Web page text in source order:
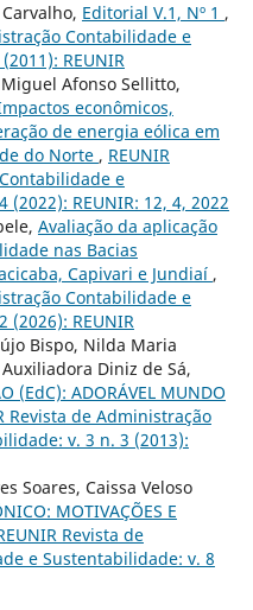
Editorial V.1, Nº 1 ,
Contabilidade e
REUNIR
Afonso Sellitto,
econômicos,
de energia eólica em
do Norte , REUNIR
e
REUNIR: 12, 4, 2022
Avaliação da aplicação
nas Bacias
Capivari e Jundiaí ,
Contabilidade e
(2026): REUNIR
Bispo, Nilda Maria
Diniz de Sá,
(EdC): ADORÁVEL MUNDO
Revista de Administração
v. 3 n. 3 (2013):
Soares, Caissa Veloso
MOTIVAÇÕES E
Revista de
e Sustentabilidade: v. 8